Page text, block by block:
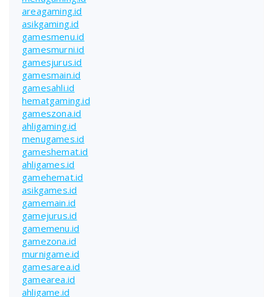
areagaming.id
asikgaming.id
gamesmenu.id
gamesmurni.id
gamesjurus.id
gamesmain.id
gamesahli.id
hematgaming.id
gameszona.id
ahligaming.id
menugames.id
gameshemat.id
ahligames.id
gamehemat.id
asikgames.id
gamemain.id
gamejurus.id
gamemenu.id
gamezona.id
murnigame.id
gamesarea.id
gamearea.id
ahligame.id